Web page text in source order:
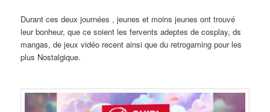
Durant ces deux journées , jeunes et moins jeunes ont trouvé
leur bonheur, que ce soient les fervents adeptes de cosplay, ds
mangas, de jeux vidéo recent ainsi que du retrogaming pour les
plus Nostalgique.